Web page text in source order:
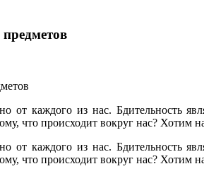
от каждого из нас.
что происходит вокруг нас? Хотим
от каждого из нас.
что происходит вокруг нас? Хотим